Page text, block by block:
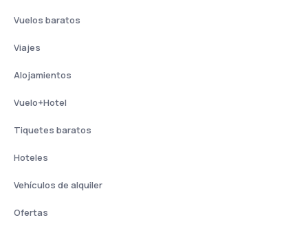
Vuelos baratos
Viajes
Alojamientos
Vuelo+Hotel
Tiquetes baratos
Hoteles
Vehículos de alquiler
Ofertas